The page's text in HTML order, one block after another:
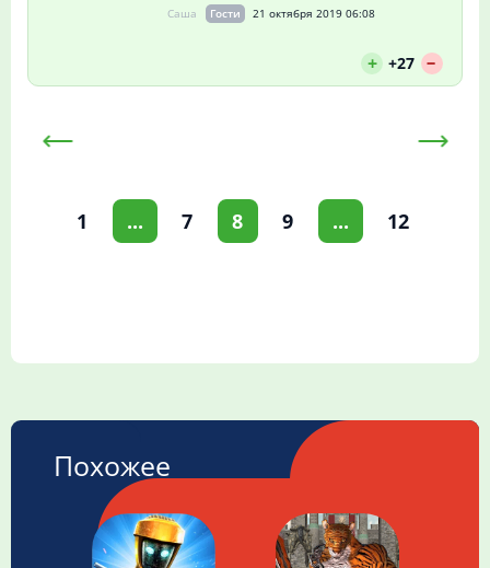
Саша Гости 21 октября 2019 06:08
+ +27 --
1 ... 7 8 9 ... 12
Похожее